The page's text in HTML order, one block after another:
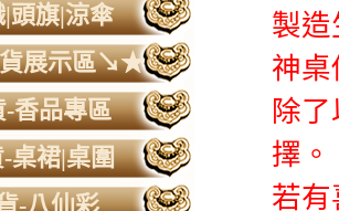
頭旗|涼傘
展示區↘★
-香品專區
桌裙|桌圍
-八仙彩
製造
神
除
擇。
若